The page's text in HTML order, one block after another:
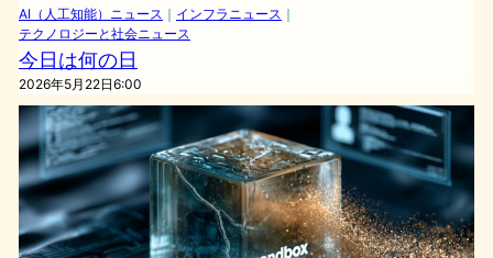
AI（人工知能）ニュース ｜ インフラニュース ｜
テクノロジーと社会ニュース
今日は何の日
2026年5月22日6:00